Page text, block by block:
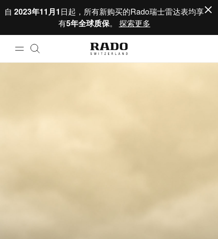
自 2023年11月1 日起，所有新购买的Rado瑞士雷达表均享
有5年全球质保。 探索更多